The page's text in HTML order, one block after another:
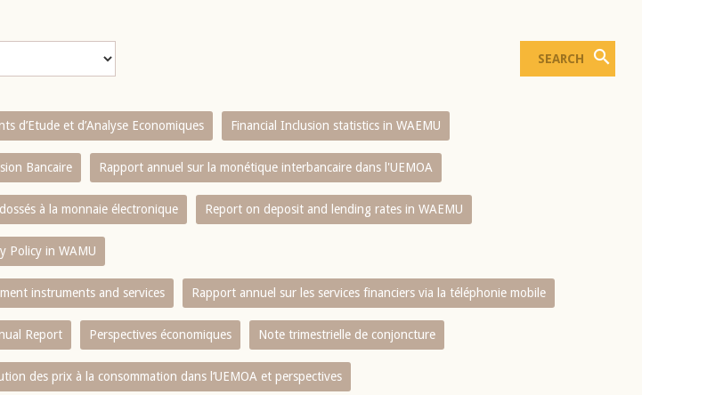
d’Etude et d’Analyse Economiques Financial Inclusion statistics in WAEMU
Bancaire Rapport annuel sur la monétique interbancaire dans l'UEMOA
à la monnaie électronique Report on deposit and lending rates in WAEMU
Policy in WAMU
instruments and services Rapport annuel sur les services financiers via la téléphonie mobile
Report Perspectives économiques Note trimestrielle de conjoncture
des prix à la consommation dans l‘UEMOA et perspectives